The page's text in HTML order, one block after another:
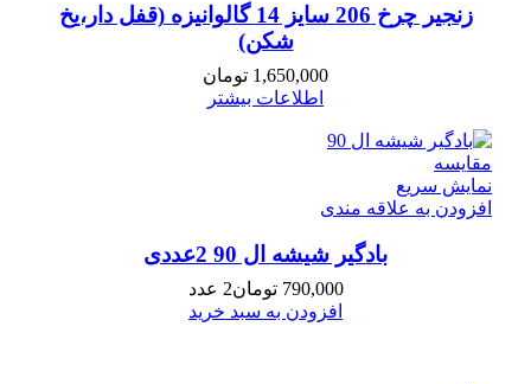
زنجیر چرخ 206 سایز 14 گالوانیزه (قفل دار،یخ
شکن)
1,650,000 تومان
اطلاعات بیشتر
مقايسه
نمایش سریع
افزودن به علاقه مندی
بادگیر شیشه ال 90 2عددی
790,000 تومان2 عدد
افزودن به سبد خرید